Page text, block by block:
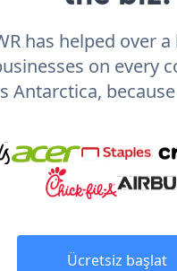
has helped over
on every
Antarctica,
Ücretsiz başlat